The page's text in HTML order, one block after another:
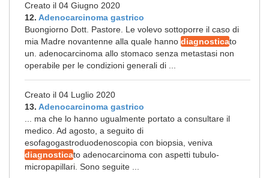
Creato il 04 Giugno 2020
12. Adenocarcinoma gastrico
Buongiorno Dott. Pastore. Le volevo sottoporre il caso di
mia Madre novantenne alla quale hanno diagnosticato
un. adenocarcinoma allo stomaco senza metastasi non
operabile per le condizioni generali di ...
Creato il 04 Luglio 2020
13. Adenocarcinoma gastrico
... ma che lo hanno ugualmente portato a consultare il
medico. Ad agosto, a seguito di
esofagogastroduodenoscopia con biopsia, veniva
diagnosticato adenocarcinoma con aspetti tubulo-
micropapillari. Sono seguite ...